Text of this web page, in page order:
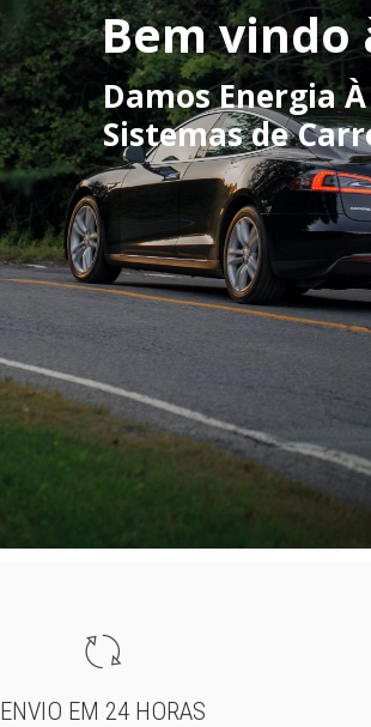
Bem vindo
Damos Energia
Sistemas de
ENVIO EM 24 HORAS